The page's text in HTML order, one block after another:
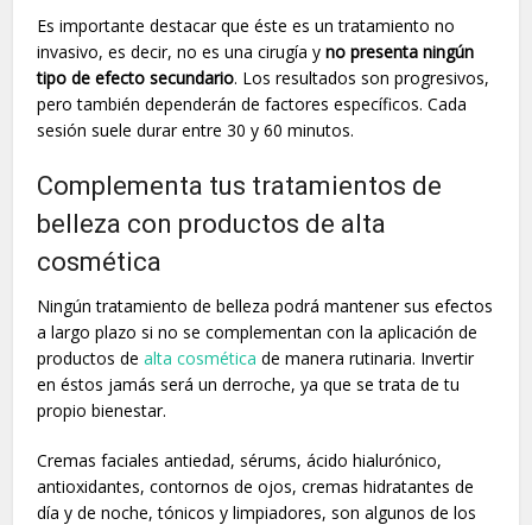
Es importante destacar que éste es un tratamiento no
invasivo, es decir, no es una cirugía yno presenta ningún
tipo de efecto secundario. Los resultados son progresivos,
pero también dependerán de factores específicos. Cada
sesión suele durar entre 30 y 60 minutos.
Complementa tus tratamientos de
belleza con productos de alta
cosmética
Ningún tratamiento de belleza podrá mantener sus efectos
a largo plazo si no se complementan con la aplicación de
productos dealta cosmética de manera rutinaria. Invertir
en éstos jamás será un derroche, ya que se trata de tu
propio bienestar.
Cremas faciales antiedad, sérums, ácido hialurónico,
antioxidantes, contornos de ojos, cremas hidratantes de
día y de noche, tónicos y limpiadores, son algunos de los